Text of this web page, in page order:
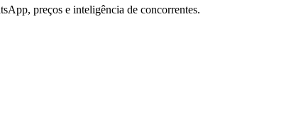
preços e inteligência de concorrentes.